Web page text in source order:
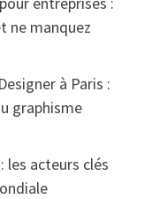
ne manquez
à Paris :
graphisme
les acteurs clés